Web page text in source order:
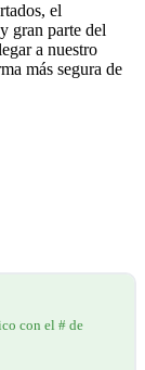
el
gran parte del
a nuestro
más segura de
con el # de